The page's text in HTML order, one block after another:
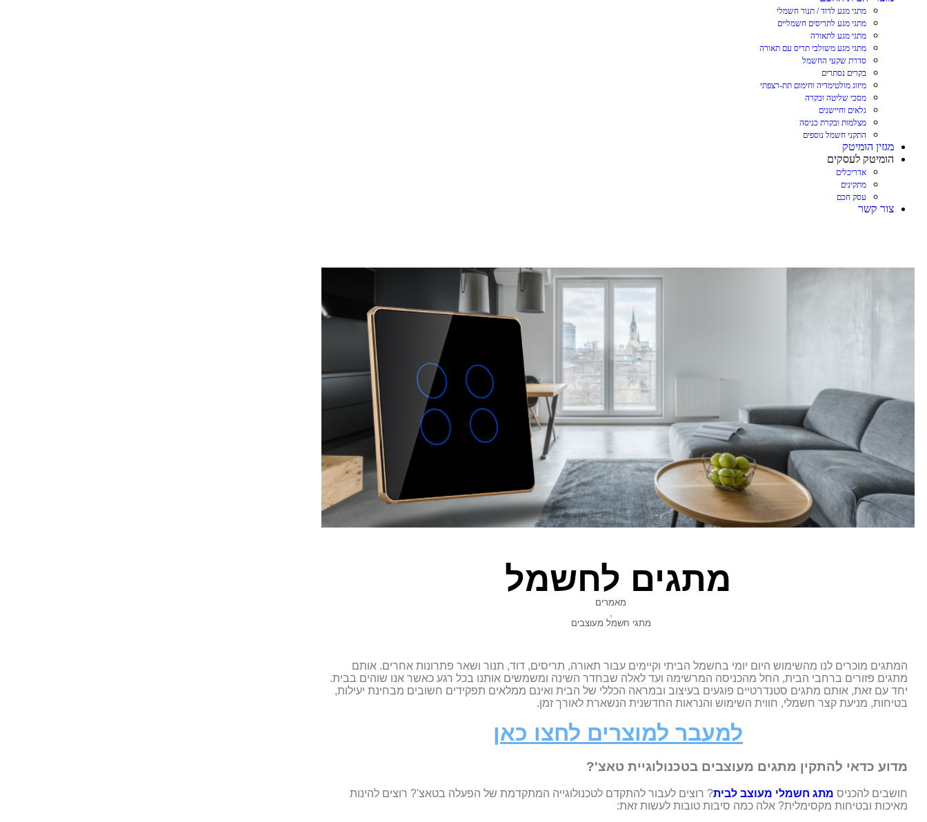
מתגי מגע לדוד / תנור חשמלי
מתגי מגע לתריסים חשמליים
מתגי מגע לתאורה
מתגי מגע משולבי תריס עם תאורה
סדרת שקעי החשמל
בקרים נסתרים
מיזוג מולטימדיה וחימום תת-רצפתי
מסכי שליטה ובקרה
גלאים וחיישנים
מצלמות ובקרת כניסה
התקני חשמל נוספים
מגזין הומיטק
הומיטק לעסקים
אדריכלים
מתקינים
עסק חכם
צור קשר
מתגים לחשמל
מאמרים
,
מתגי חשמל מעוצבים
המתגים מוכרים לנו מהשימוש היום יומי בחשמל הביתי וקיימים עבור תאורה, תריסים, דוד, תנור ושאר פתרונות אחרים. אותם
מתגים פזורים ברחבי הבית, החל מהכניסה המרשימה ועד לאלה שבחדר השינה ומשמשים אותנו בכל רגע כאשר אנו שוהים בבית.
יחד עם זאת, אותם מתגים סטנדרטיים פוגעים בעיצוב ובמראה הכללי של הבית ואינם ממלאים תפקידים חשובים מבחינת יעילות,
בטיחות, מניעת קצר חשמלי, חווית השימוש והנראות החדשנית הנשארת לאורך זמן.
למעבר למוצרים לחצו כאן
מדוע כדאי להתקין מתגים מעוצבים בטכנולוגיית טאצ'?
חושבים להכניס מתג חשמלי מעוצב לבית? רוצים לעבור להתקדם לטכנולוגייה המתקדמת של הפעלה בטאצ'? רוצים להינות
מאיכות ובטיחות מקסימלית? אלה כמה סיבות טובות לעשות זאת: